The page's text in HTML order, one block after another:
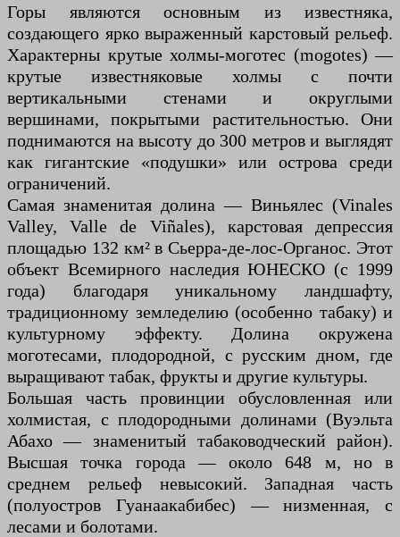
Горы являются основным из известняка,
создающего ярко выраженный карстовый рельеф.
Характерны крутые холмы-моготес (mogotes) —
крутые известняковые холмы с почти
вертикальными стенами и округлыми
вершинами, покрытыми растительностью. Они
поднимаются на высоту до 300 метров и выглядят
как гигантские «подушки» или острова среди
ограничений.
Самая знаменитая долина — Виньялес (Vinales
Valley, Valle de Viñales), карстовая депрессия
площадью 132 км² в Сьерра-де-лос-Органос. Этот
объект Всемирного наследия ЮНЕСКО (с 1999
года) благодаря уникальному ландшафту,
традиционному земледелию (особенно табаку) и
культурному эффекту. Долина окружена
моготесами, плодородной, с русским дном, где
выращивают табак, фрукты и другие культуры.
Большая часть провинции обусловленная или
холмистая, с плодородными долинами (Вуэльта
Абахо — знаменитый табаководческий район).
Высшая точка города — около 648 м, но в
среднем рельеф невысокий. Западная часть
(полуостров Гуанаакабибес) — низменная, с
лесами и болотами.